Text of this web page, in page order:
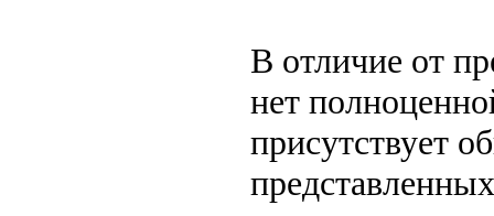
В от личие от
нет
присутствует